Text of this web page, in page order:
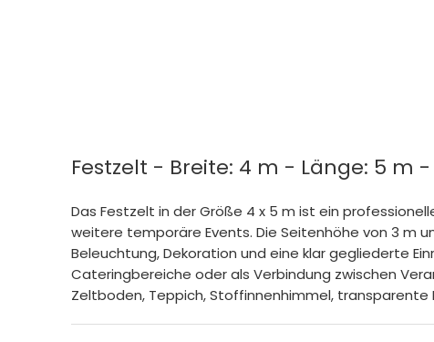
Festzelt - Breite: 4 m - Länge: 5 m
Das Festzelt in der Größe 4 x 5 m ist ein
weitere temporäre Events. Die Seitenhöhe von 3 m
Beleuchtung, Dekoration und eine klar gegliederte
Cateringbereiche oder als Verbindung zwischen
Zeltboden, Teppich, Stoffinnenhimmel,